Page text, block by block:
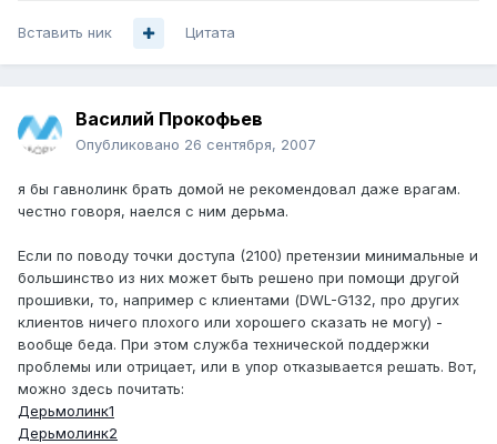
Вставить ник Цитата
Василий Прокофьев
Опубликовано 26 сентября, 2007
я бы гавнолинк брать домой не рекомендовал даже врагам.
честно говоря, наелся с ним дерьма.
Если по поводу точки доступа (2100) претензии минимальные и
большинство из них может быть решено при помощи другой
прошивки, то, например с клиентами (DWL-G132, про других
клиентов ничего плохого или хорошего сказать не могу) -
вообще беда. При этом служба технической поддержки
проблемы или отрицает, или в упор отказывается решать. Вот,
можно здесь почитать:
Дерьмолинк1
Дерьмолинк2